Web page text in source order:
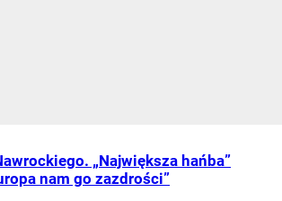
„Największa hańba”
nam go zazdrości”